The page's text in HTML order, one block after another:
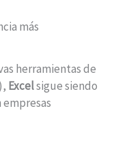
más
herramientas de
Excelsigue siendo